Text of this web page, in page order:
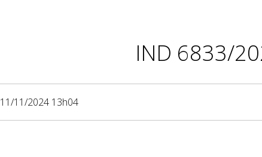
IND 6833/
11/11/2024 13h04